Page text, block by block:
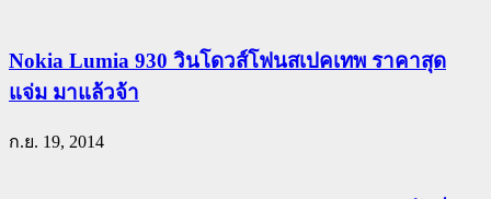
Nokia Lumia 930 วินโดวส์โฟนสเปคเทพ ราคาสุด
แจ่ม มาแล้วจ้า
ก.ย. 19, 2014